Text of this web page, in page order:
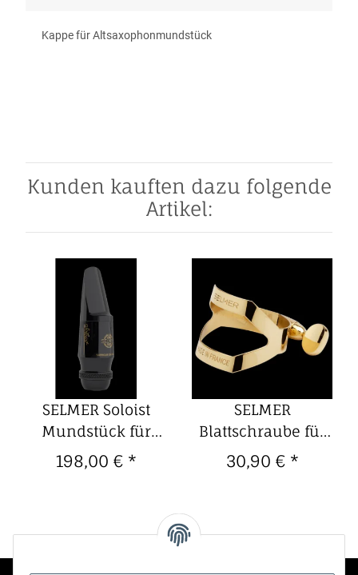
Kappe für Altsaxophonmundstück
Kunden kauften dazu folgende
Artikel:
SELMER Soloist
Mundstück für
Altsaxophon ohne
Blattschraube und
198,00 € *
SELMER
Blattschraube für
Kautschukmundstück
für Altsaxophon
30,90 € *